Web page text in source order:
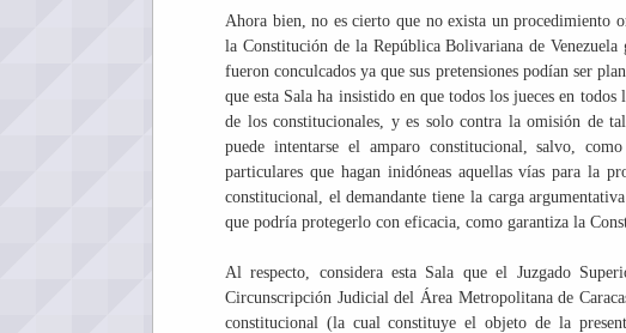
Ahora bien, no es cierto que no exista un
la Constitución de la República Bolivariana de
fueron conculcados ya que sus pretensiones podían ser
que esta Sala ha insistido en que todos los jueces en
de los constitucionales, y es solo contra la omisión de
puede intentarse el amparo constitucional, salvo,
particulares que hagan inidóneas aquellas vías para la
constitucional, el demandante tiene la carga
que podría protegerlo con eficacia, como garantiza la
Al respecto, considera esta Sala que el Juzgado
Circunscripción Judicial del Área Metropolitana de
constitucional (la cual constituye el objeto de la